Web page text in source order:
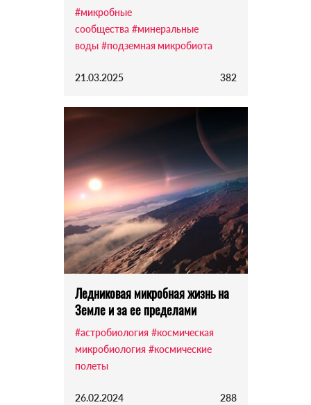
#микробные
сообщества #минеральные
воды #подземная микробиота
21.03.2025 382
Ледниковая микробная жизнь на
Земле и за ее пределами
#астробиология #космическая
микробиология #космические
полеты
26.02.2024 288